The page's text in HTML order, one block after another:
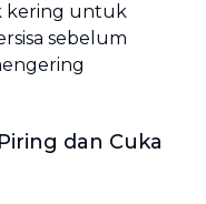
kering untuk
sebelum
dan Cuka